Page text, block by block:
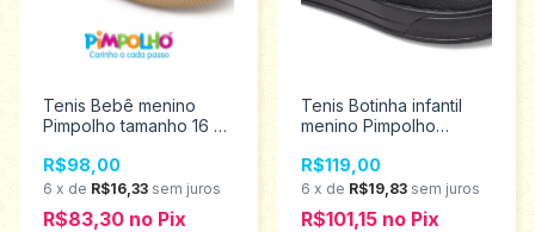
Tenis Bebê menino
Pimpolho tamanho 16 ao
R$98,00
6 x de R$16,33 sem juros
R$83,30 no Pix
Tenis Botinha infantil
menino Pimpolho
0130499
R$119,00
6 x de R$19,83 sem juros
R$101,15 no Pix